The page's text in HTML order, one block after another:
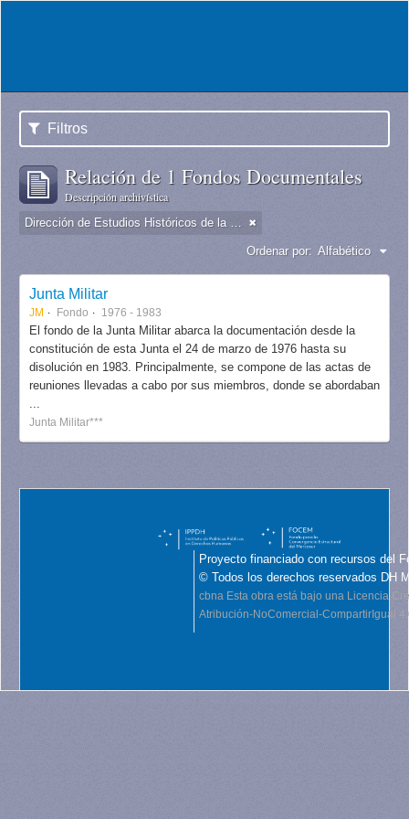
Filtros
Relación de 1 Fondos Documentales
Descripción archivística
Dirección de Estudios Históricos de la Fuerza Aérea
Ordenar por: Alfabético
Junta Militar
JM Fondo 1976 - 1983
El fondo de la Junta Militar abarca la documentación desde la
constitución de esta Junta el 24 de marzo de 1976 hasta su
disolución en 1983. Principalmente, se compone de las actas de
reuniones llevadas a cabo por sus miembros, donde se abordaban
...
Junta Militar***
Proyecto financiado con recursos del
© Todos los derechos reservados DH
cbna Esta obra está bajo una Licencia
Atribución-NoComercial-CompartirIgual